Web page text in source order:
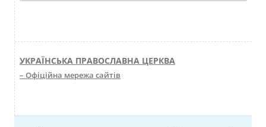
УКРАЇНСЬКА ПРАВОСЛАВНА ЦЕРКВА
– Офіційна мережа сайтів